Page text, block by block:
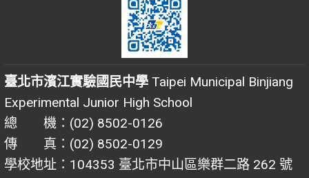
臺北市濱江實驗國民中學 Taipei Municipal Binjiang
Experimental Junior High School
總 機：(02) 8502-0126
傳 真：(02) 8502-0129
學校地址：104353 臺北市中山區樂群二路 262 號